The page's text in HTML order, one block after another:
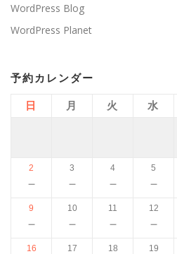
WordPress Blog
WordPress Planet
予約カレンダー
日 月 火 水
2
－
3
－
4
－
5
－
9
－
10
－
11
－
12
－
16 17 18 19